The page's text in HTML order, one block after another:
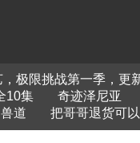
，极限挑战第一季，更
10集 奇迹泽尼亚
兽道 把哥哥退货可